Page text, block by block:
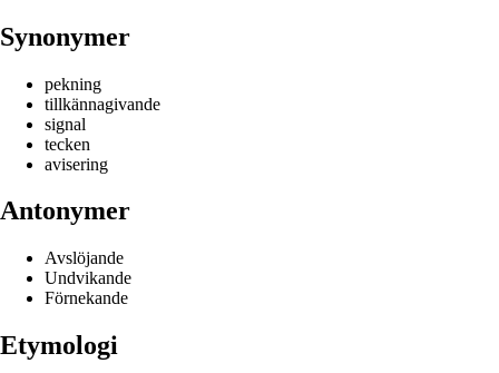
Synonymer
pekning
tillkännagivande
signal
tecken
avisering
Antonymer
Avslöjande
Undvikande
Förnekande
Etymologi